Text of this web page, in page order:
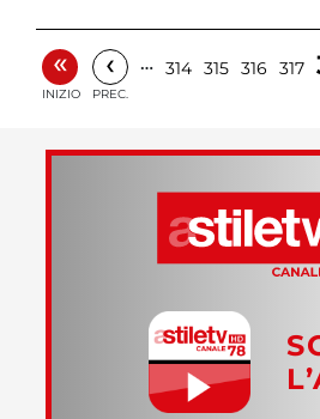
«
INIZIO
‹
PREC.
… 314 315 316 317